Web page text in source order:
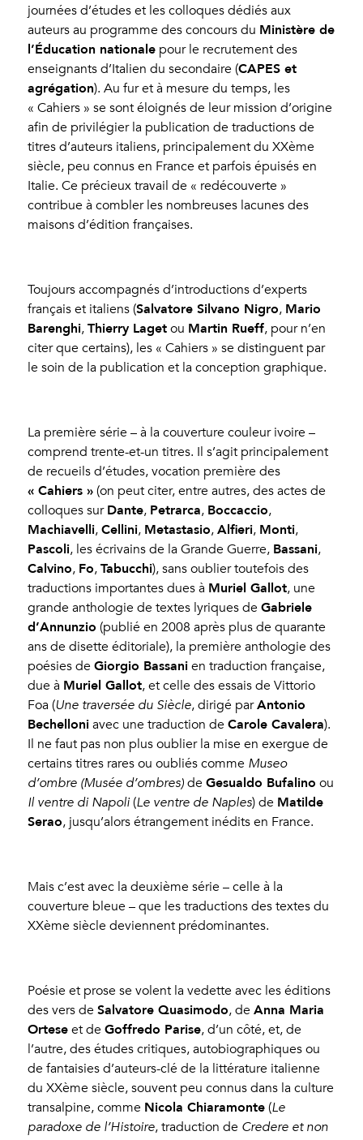
journées d’études et les colloques dédiés aux
auteurs au programme des concours du Ministère de
l’Éducation nationale pour le recrutement des
enseignants d’Italien du secondaire (CAPES et
agrégation). Au fur et à mesure du temps, les
« Cahiers » se sont éloignés de leur mission d’origine
afin de privilégier la publication de traductions de
titres d’auteurs italiens, principalement du XXème
siècle, peu connus en France et parfois épuisés en
Italie. Ce précieux travail de « redécouverte »
contribue à combler les nombreuses lacunes des
maisons d’édition françaises.
Toujours accompagnés d’introductions d’experts
français et italiens (Salvatore Silvano Nigro, Mario
Barenghi,Thierry Laget ou Martin Rueff, pour n’en
citer que certains), les « Cahiers » se distinguent par
le soin de la publication et la conception graphique.
La première série – à la couverture couleur ivoire –
comprend trente-et-un titres. Il s’agit principalement
de recueils d’études, vocation première des
« Cahiers » (on peut citer, entre autres, des actes de
colloques sur Dante, Petrarca, Boccaccio,
Machiavelli,Cellini, Metastasio,Alfieri, Monti,
Pascoli, les écrivains de la Grande Guerre, Bassani,
Calvino, Fo,Tabucchi), sans oublier toutefois des
traductions importantes dues à Muriel Gallot, une
grande anthologie de textes lyriques deGabriele
d’Annunzio (publié en 2008 après plus de quarante
ans de disette éditoriale), la première anthologie des
poésies deGiorgio Bassani en traduction française,
due à Muriel Gallot, et celle des essais de Vittorio
Foa (Une traversée du Siècle, dirigé parAntonio
Bechelloni avec une traduction deCarole Cavalera).
Il ne faut pas non plus oublier la mise en exergue de
certains titres rares ou oubliés comme Museo
d’ombre (Musée d’ombres) deGesualdo Bufalino ou
Il ventre di Napoli(Le ventre de Naples) de Matilde
Serao, jusqu’alors étrangement inédits en France.
Mais c’est avec la deuxième série – celle à la
couverture bleue – que les traductions des textes du
XXèmesiècle deviennent prédominantes.
Poésie et prose se volent la vedette avec les éditions
des vers deSalvatore Quasimodo, deAnna Maria
Ortese et deGoffredo Parise, d’un côté, et, de
l’autre, des études critiques, autobiographiques ou
de fantaisies d’auteurs-clé de la littérature italienne
du XXèmesiècle, souvent peu connus dans la culture
transalpine, comme Nicola Chiaramonte (Le
paradoxe de l’Histoire, traduction de Credere et non